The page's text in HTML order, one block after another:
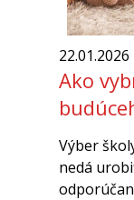
22.01.2026
Ako
Výber
nedá